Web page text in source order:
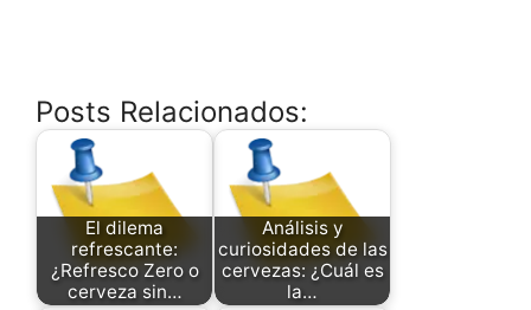
Posts Relacionados:
El dilema
refrescante:
¿Refresco Zero o
cerveza sin…
Análisis y
curiosidades de las
cervezas: ¿Cuál es
la…